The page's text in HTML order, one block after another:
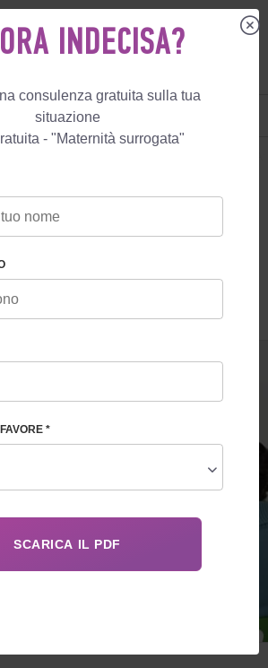
IN CANADA:
PER I FUTURI
INDECISA?
consulenza gratuita sulla tua
situazione
- "Maternità surrogata"
*